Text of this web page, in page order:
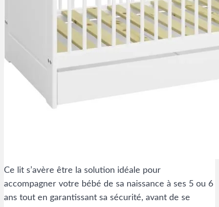
Ce lit s’avère être la solution idéale pour
accompagner votre bébé de sa naissance à ses 5 ou 6
ans tout en garantissant sa sécurité, avant de se